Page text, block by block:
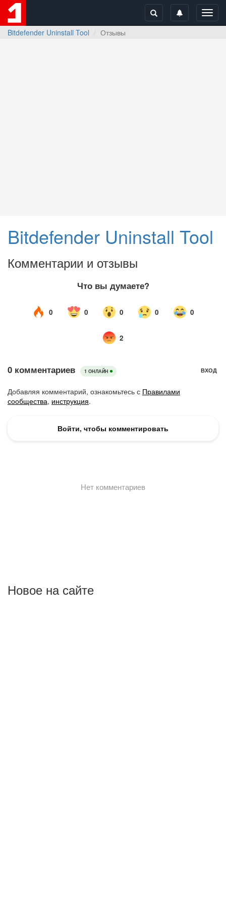
Bitdefender Uninstall Tool
Отзывы
Bitdefender Uninstall Tool
Комментарии и отзывы
Новое на сайте